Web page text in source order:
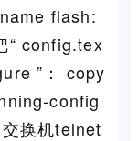
flash:
“ config.tex
”： copy
config
换机telnet